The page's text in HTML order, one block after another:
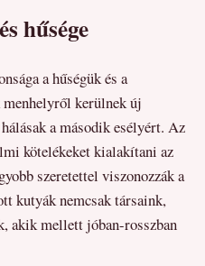
hűsége
a hűségük és a
kerülnek új
a második esélyért. Az
kötelékeket kialakítani az
szeretettel viszonozzák a
kutyák nemcsak társaink,
akik mellett jóban-rosszban